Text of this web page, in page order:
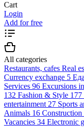
Cart
Login
Add for free
All categories
Restaurants, cafes Real
Currency exchange 5
Services 96 Excursions
132 Fashion & Style 177
entertainment 27 Sports
Animals 16 Construction
Vacancies 34 Electronic